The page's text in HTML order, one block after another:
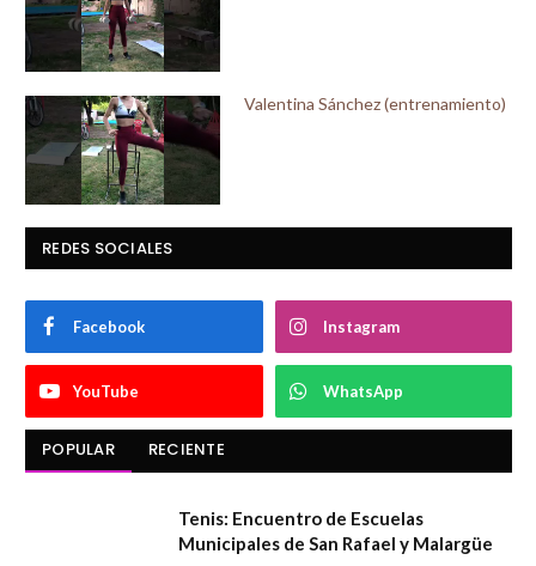
Valentina Sánchez (entrenamiento)
REDES SOCIALES
Facebook Instagram
YouTube WhatsApp
POPULAR RECIENTE
Tenis: Encuentro de Escuelas
Municipales de San Rafael y Malargüe